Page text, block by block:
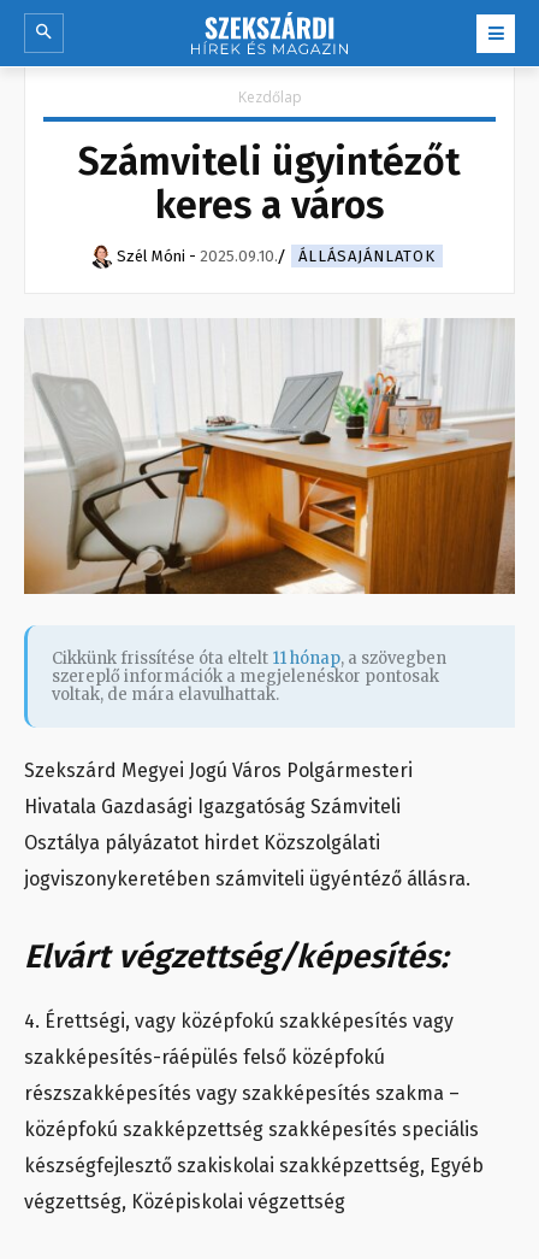
Kezdőlap
Számviteli ügyintézőt
keres a város
Szél Móni - 2025.09.10. ÁLLÁSAJÁNLATOK
Cikkünk frissítése óta eltelt 11 hónap, a szövegben
szereplő információk a megjelenéskor pontosak
voltak, de mára elavulhattak.
Szekszárd Megyei Jogú Város Polgármesteri
Hivatala Gazdasági Igazgatóság Számviteli
Osztálya pályázatot hirdet Közszolgálati
jogviszonykeretében számviteli ügyéntéző állásra.
Elvárt végzettség/képesítés:
4. Érettségi, vagy középfokú szakképesítés vagy
szakképesítés-ráépülés felső középfokú
részszakképesítés vagy szakképesítés szakma –
középfokú szakképzettség szakképesítés speciális
készségfejlesztő szakiskolai szakképzettség, Egyéb
végzettség, Középiskolai végzettség